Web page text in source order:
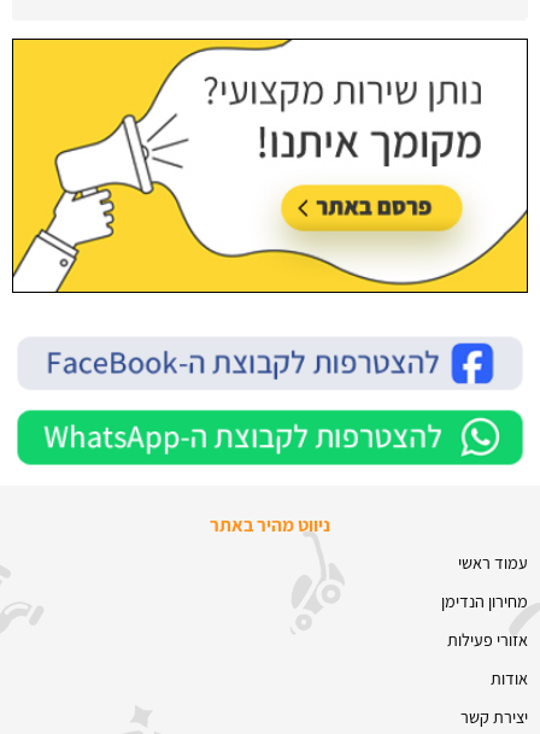
ניווט מהיר באתר
עמוד ראשי
מחירון הנדימן
אזורי פעילות
אודות
יצירת קשר